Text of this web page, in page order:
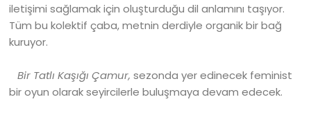
iletişimi sağlamak için oluşturduğu dil anlamını taşıyor.
Tüm bu kolektif çaba, metnin derdiyle organik bir bağ
kuruyor.
Bir Tatlı Kaşığı Çamur,sezonda yer edinecek feminist
bir oyun olarak seyircilerle buluşmaya devam edecek.